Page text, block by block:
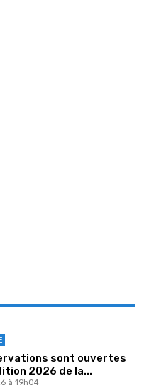
sont ouvertes
2026 de la...
à 19h04